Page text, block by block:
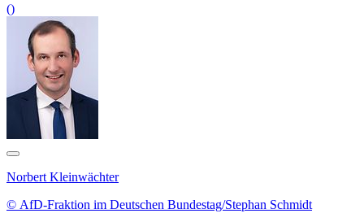
()
Norbert Kleinwächter
© AfD-Fraktion im Deutschen Bundestag/Stephan Schmidt